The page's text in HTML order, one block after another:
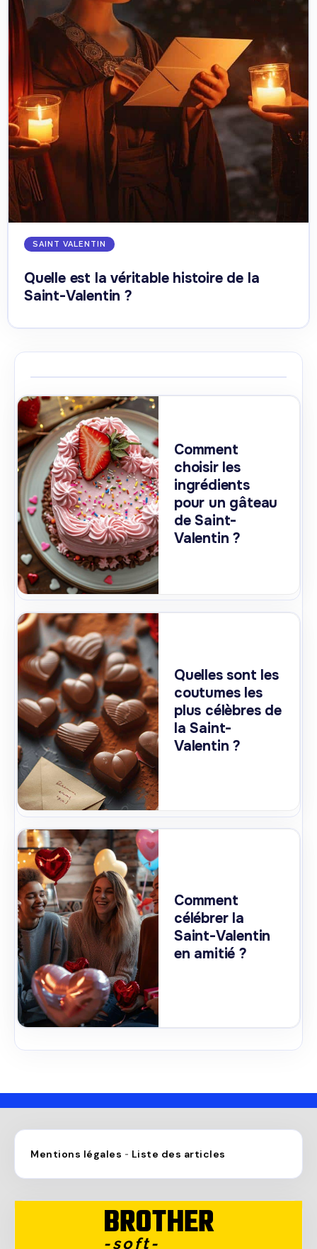
SAINT VALENTIN
Quelle est la véritable histoire de la
Saint-Valentin ?
Comment
choisir les
ingrédients
pour un gâteau
de Saint-
Valentin ?
Quelles sont les
coutumes les
plus célèbres de
la Saint-
Valentin ?
Comment
célébrer la
Saint-Valentin
en amitié ?
Mentions légales - Liste des articles
BROTHER
-soft-